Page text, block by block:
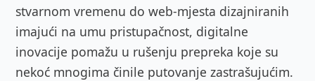
stvarnom vremenu do web-mjesta dizajniranih
imajući na umu pristupačnost, digitalne
inovacije pomažu u rušenju prepreka koje su
nekoć mnogima činile putovanje zastrašujućim.